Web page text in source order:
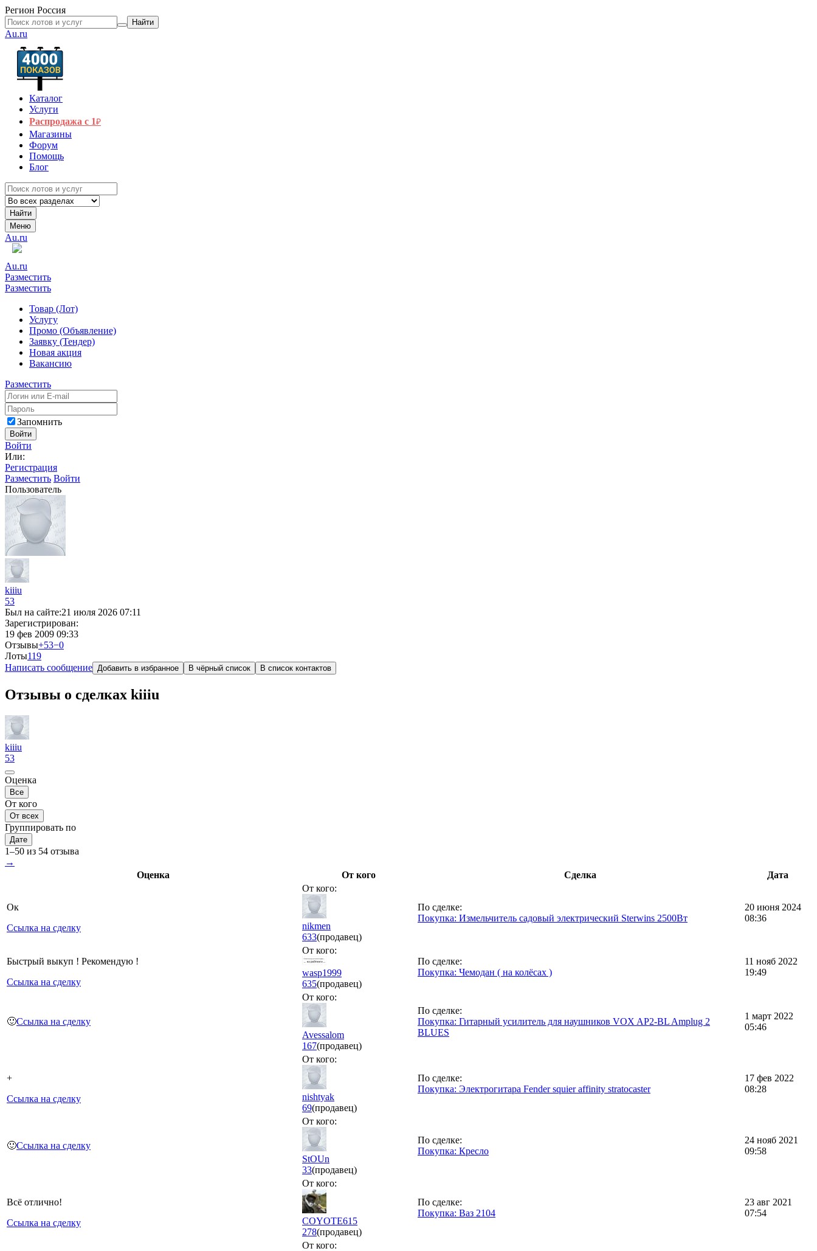
Регион Россия
Найти
Au.ru
Каталог
Услуги
Распродажа с 1₽
Магазины
Форум
Помощь
Блог
Найти
Меню
Au.ru
Au.ru
Разместить
Разместить
Товар (Лот)
Услугу
Промо (Объявление)
Заявку (Тендер)
Новая акция
Вакансию
Разместить
Запомнить
Войти
Войти
Или:
Регистрация
Разместить Войти
Пользователь
kiiiu
53
Был на сайте:21 июля 2026 07:11
Зарегистрирован:
19 фев 2009 09:33
Отзывы+53−0
Лоты119
Написать сообщение Добавить в избранное В чёрный список В список контактов
Отзывы о сделках kiiiu
kiiiu
53
Оценка
Все
От кого
От всех
Группировать по
Дате
1–50 из 54 отзыва
→
Оценка
От кого Сделка Дата
Ок
Ссылка на сделку
От кого:
nikmen
633(продавец)
По сделке:
Покупка: Измельчитель садовый электрический Sterwins 2500Вт
20 июня 2024
08:36
Быстрый выкуп ! Рекомендую !
Ссылка на сделку
От кого:
wasp1999
635(продавец)
По сделке:
Покупка: Чемодан ( на колёсах )
11 нояб 2022
19:49
🙂Ссылка на сделку
От кого:
Avessalom
167(продавец)
По сделке:
Покупка: Гитарный усилитель для наушников VOX AP2-BL Amplug 2
BLUES
1 март 2022
05:46
+
Ссылка на сделку
От кого:
nishtyak
69(продавец)
По сделке:
Покупка: Электрогитара Fender squier affinity stratocaster
17 фев 2022
08:28
🙂Ссылка на сделку
От кого:
StOUn
33(продавец)
По сделке:
Покупка: Кресло
24 нояб 2021
09:58
Всё отлично!
Ссылка на сделку
От кого:
COYOTE615
278(продавец)
По сделке:
Покупка: Ваз 2104
23 авг 2021
07:54
От кого: